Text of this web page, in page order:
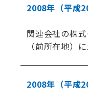
2008年 （平成
関連会社の株
（前所在地）
2008年 （平成